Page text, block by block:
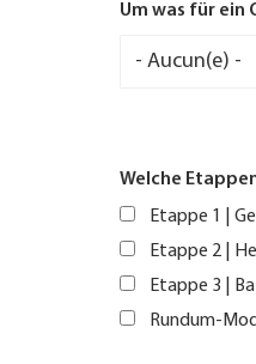
Um was für ein
Welche
Etappe 1 |
Etappe 2 |
Etappe 3 |
Rundum-